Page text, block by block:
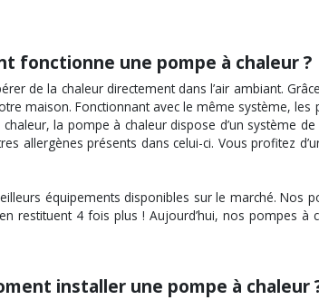
fonctionne une pompe à chaleur ?
de la chaleur directement dans l’air ambiant.
maison. Fonctionnant avec le même système,
la pompe à chaleur dispose d’un système
allergènes présents dans celui-ci. Vous profitez
équipements disponibles sur le marché. Nos
restituent 4 fois plus ! Aujourd’hui, nos pompes à
installer une pompe à chaleur